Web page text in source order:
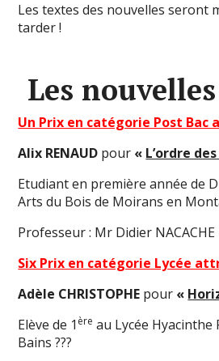
Les textes des nouvelles seront
tarder !
Les
Un Prix en catégorie Post Bac
Alix RENAUD pour « L’ordre
Etudiant en première année de
Arts du Bois de Moirans en
Professeur : Mr Didier NACACHE
Six Prix en catégorie Lycée
Adèle CHRISTOPHE pour «
Elève de 1 ère au Lycée Hyacinthe
Bains ???